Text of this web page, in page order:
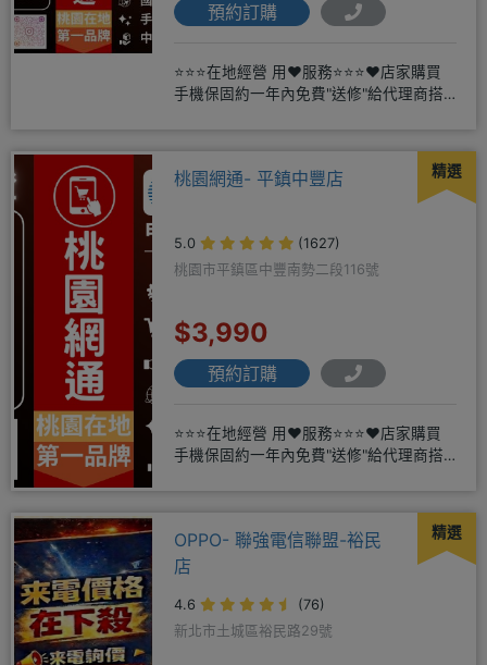
預約訂購
⭐⭐⭐在地經營 用❤️服務⭐⭐⭐❤️店家購買
手機保固約一年內免費"送修"給代理商搭
精選
桃園網通- 平鎮中豐店
5.0
(1627)
桃園市平鎮區中豐南勢二段116號
$3,990
預約訂購
⭐⭐⭐在地經營 用❤️服務⭐⭐⭐❤️店家購買
手機保固約一年內免費"送修"給代理商搭
精選
OPPO- 聯強電信聯盟-裕民
店
4.6
(76)
新北市土城區裕民路29號